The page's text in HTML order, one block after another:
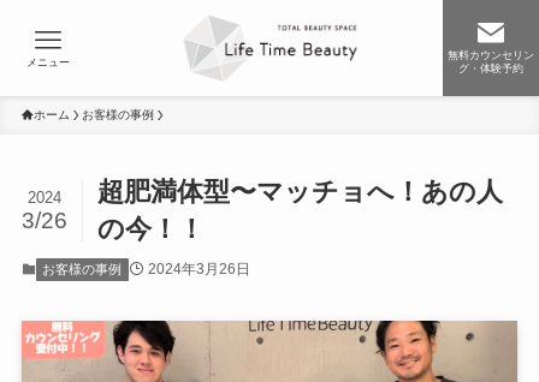
無料カウンセリン
グ・体験予約
メニュー
ホーム お客様の事例
超肥満体型〜マッチョへ！あの人
の今！！
2024
3/26
お客様の事例 2024年3月26日